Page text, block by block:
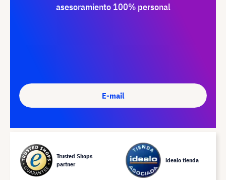
asesoramiento 100% personal
E-mail
Trusted Shops
partner
idealo tienda